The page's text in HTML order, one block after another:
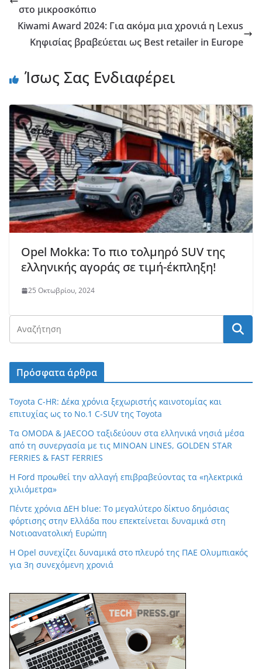
στο μικροσκόπιο
Kiwami Award 2024: Για ακόμα μια χρονιά η Lexus
Κηφισίας βραβεύεται ως Best retailer in Europe
Ίσως Σας Ενδιαφέρει
Opel Mokka: Το πιο τολμηρό SUV της
ελληνικής αγοράς σε τιμή-έκπληξη!
25 Οκτωβρίου, 2024
Πρόσφατα άρθρα
Toyota C-HR: Δέκα χρόνια ξεχωριστής καινοτομίας και
επιτυχίας ως το Νο.1 C-SUV της Toyota
Τα OMODA & JAECOO ταξιδεύουν στα ελληνικά νησιά μέσα
από τη συνεργασία με τις MINOAN LINES, GOLDEN STAR
FERRIES & FAST FERRIES
Η Ford προωθεί την αλλαγή επιβραβεύοντας τα «ηλεκτρικά
χιλιόμετρα»
Πέντε χρόνια ΔΕΗ blue: Το μεγαλύτερο δίκτυο δημόσιας
φόρτισης στην Ελλάδα που επεκτείνεται δυναμικά στη
Νοτιοανατολική Ευρώπη
Η Opel συνεχίζει δυναμικά στο πλευρό της ΠΑΕ Ολυμπιακός
για 3η συνεχόμενη χρονιά